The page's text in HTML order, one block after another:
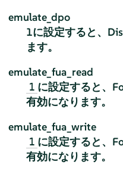
emulate_dpo
1に設定すると、
ます。
emulate_fua_read
1 に設定すると、
有効になります。
emulate_fua_write
1 に設定すると、
有効になります。